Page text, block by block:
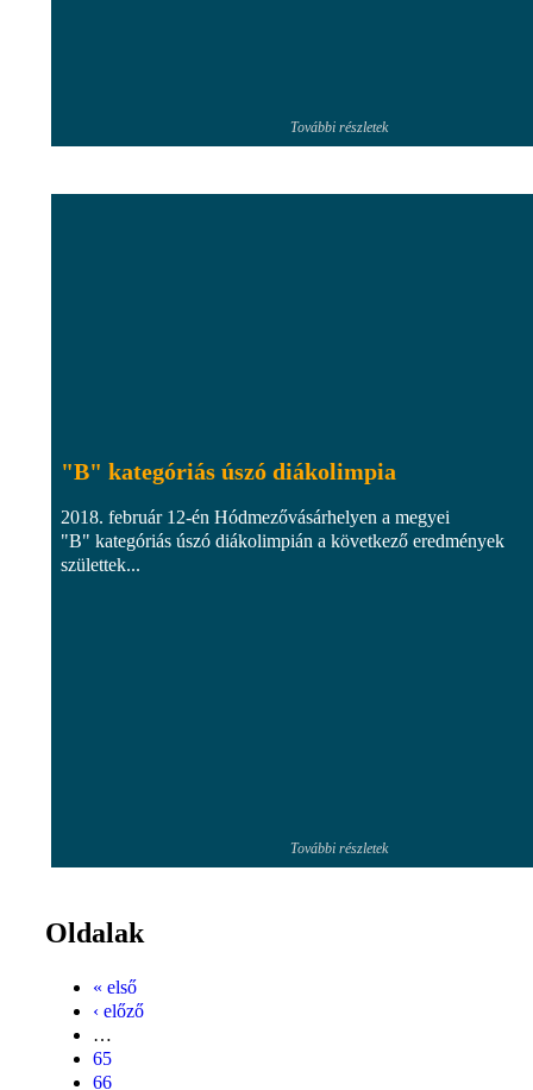
További részletek
"B" kategóriás úszó diákolimpia
2018. február 12-én Hódmezővásárhelyen a megyei
"B" kategóriás úszó diákolimpián a következő eredmények
születtek...
További részletek
Oldalak
« első
‹ előző
…
65
66